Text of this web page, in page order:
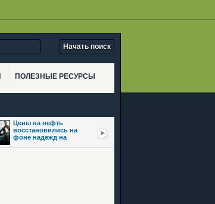
ПОЛЕЗНЫЕ РЕСУРСЫ
Цены на нефть
восстановились на
фоне надежд на